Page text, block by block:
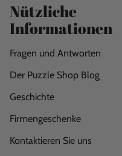
Nützliche
Informationen
Fragen und Antworten
Der Puzzle Shop Blog
Geschichte
Firmengeschenke
Kontaktieren Sie uns